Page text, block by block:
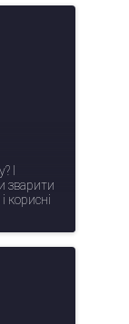
І
зварити
корисні